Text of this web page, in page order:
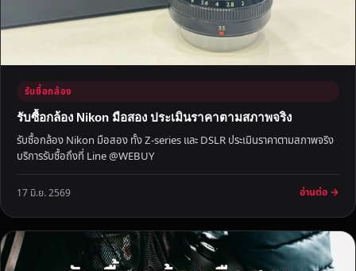
งิ
ใ
จ
รับซื้อกล้อง
รับซื้อกล้อง Nikon มือสอง ประเมินราคาตามสภาพจริง
รับซื้อกล้อง Nikon มือสอง ทั้ง Z-series และ DSLR ประเมินราคาตามสภาพจริง
บริการรับซื้อถึงที่ Line @WEBUY
17 มิ.ย. 2569 อ่านต่อ →